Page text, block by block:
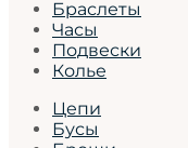
Браслеты
Часы
Подвески
Колье
Цепи
Бусы